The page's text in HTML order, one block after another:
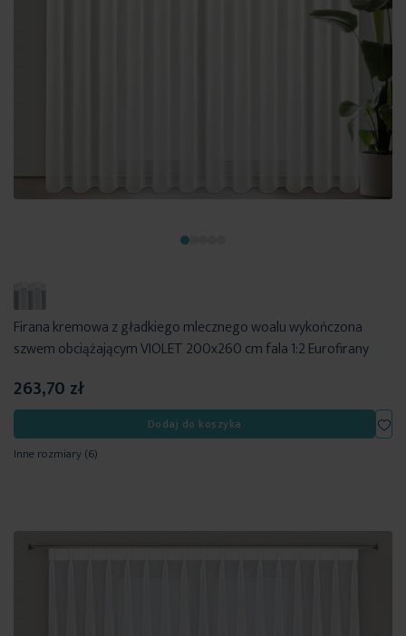
Firana kremowa z gładkiego mlecznego woalu wykończona
szwem obciążającym VIOLET 200x260 cm fala 1:2 Eurofirany
263,70 zł
Dodaj do koszyka
Inne rozmiary(6)